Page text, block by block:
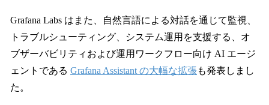
Grafana Labs はまた、自然言語による対話を通じて監視、
トラブルシューティング、システム運用を支援する、オ
ブザーバビリティおよび運用ワークフロー向け AI エージ
ェントである Grafana Assistant の大幅な拡張も発表しまし
た。